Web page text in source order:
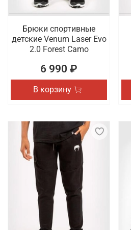
Брюки спортивные
детские Venum Laser Evo
2.0 Forest Camo
6 990 ₽
В корзину